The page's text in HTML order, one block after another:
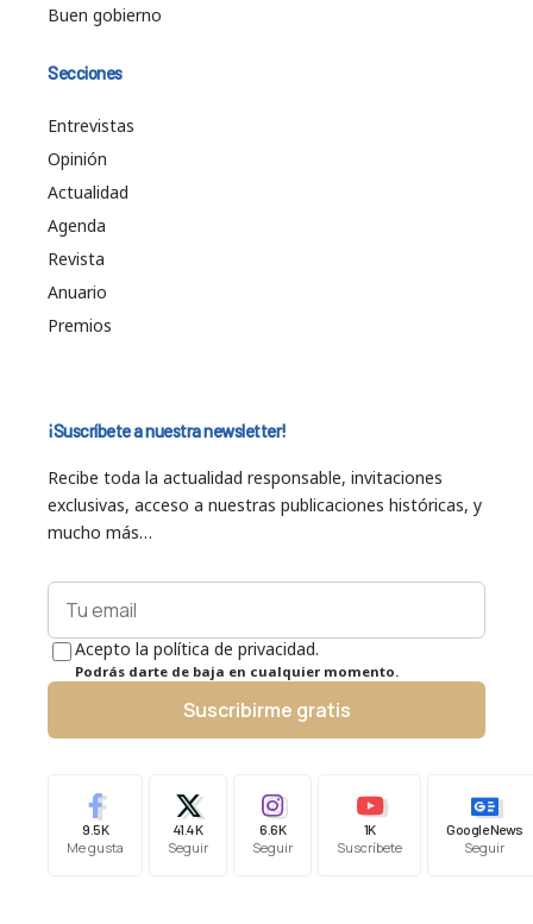
Buen gobierno
Secciones
Entrevistas
Opinión
Actualidad
Agenda
Revista
Anuario
Premios
¡Suscríbete a nuestra newsletter!
Recibe toda la actualidad responsable, invitaciones
exclusivas, acceso a nuestras publicaciones históricas, y
mucho más…
Acepto la política de privacidad.
Podrás darte de baja en cualquier momento.
Suscribirme gratis
9.5K
Me gusta
41.4K
Seguir
6.6K
Seguir
1K
Suscríbete
Google News
Seguir